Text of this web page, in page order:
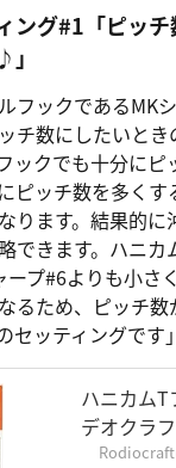
ング#1「ピッ
フックであるMK
チ数にしたいとき
ックでも十分にピ
ピッチ数を多くす
ります。結果的
できます。ハニカ
ープ#6よりも小さ
るため、ピッチ数
セッティングです」
ハニカムT
デオクラフ